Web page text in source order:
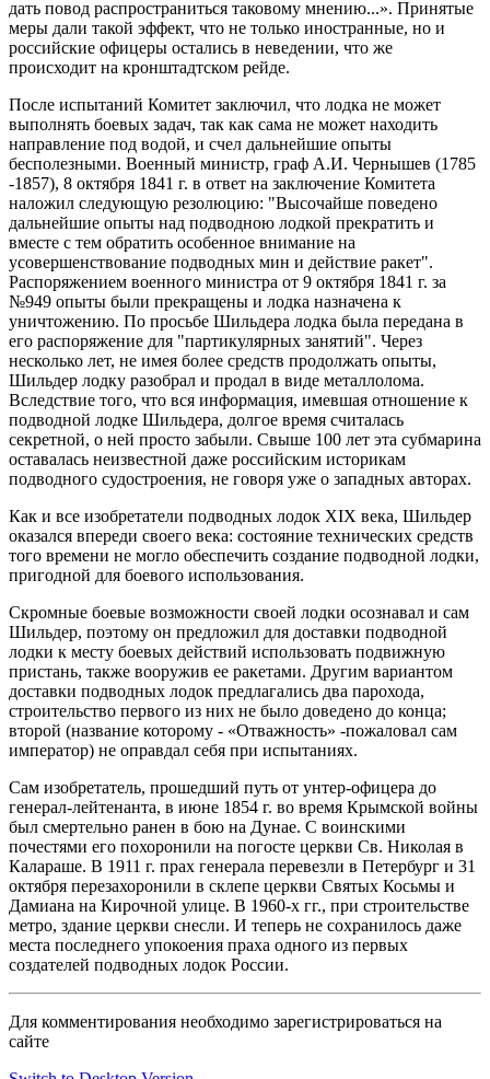
дать повод распространиться таковому мнению...». Принятые
меры дали такой эффект, что не только иностранные, но и
российские офицеры остались в неведении, что же
происходит на кронштадтском рейде.
После испытаний Комитет заключил, что лодка не может
выполнять боевых задач, так как сама не может находить
направление под водой, и счел дальнейшие опыты
бесполезными. Военный министр, граф А.И. Чернышев (1785
-1857), 8 октября 1841 г. в ответ на заключение Комитета
наложил следующую резолюцию: "Высочайше поведено
дальнейшие опыты над подводною лодкой прекратить и
вместе с тем обратить особенное внимание на
усовершенствование подводных мин и действие ракет".
Распоряжением военного министра от 9 октября 1841 г. за
№949 опыты были прекращены и лодка назначена к
уничтожению. По просьбе Шильдера лодка была передана в
его распоряжение для "партикулярных занятий". Через
несколько лет, не имея более средств продолжать опыты,
Шильдер лодку разобрал и продал в виде металлолома.
Вследствие того, что вся информация, имевшая отношение к
подводной лодке Шильдера, долгое время считалась
секретной, о ней просто забыли. Свыше 100 лет эта субмарина
оставалась неизвестной даже российским историкам
подводного судостроения, не говоря уже о западных авторах.
Как и все изобретатели подводных лодок XIX века, Шильдер
оказался впереди своего века: состояние технических средств
того времени не могло обеспечить создание подводной лодки,
пригодной для боевого использования.
Скромные боевые возможности своей лодки осознавал и сам
Шильдер, поэтому он предложил для доставки подводной
лодки к месту боевых действий использовать подвижную
пристань, также вооружив ее ракетами. Другим вариантом
доставки подводных лодок предлагались два парохода,
строительство первого из них не было доведено до конца;
второй (название которому - «Отважность» -пожаловал сам
император) не оправдал себя при испытаниях.
Сам изобретатель, прошедший путь от унтер-офицера до
генерал-лейтенанта, в июне 1854 г. во время Крымской войны
был смертельно ранен в бою на Дунае. С воинскими
почестями его похоронили на погосте церкви Св. Николая в
Калараше. В 1911 г. прах генерала перевезли в Петербург и 31
октября перезахоронили в склепе церкви Святых Косьмы и
Дамиана на Кирочной улице. В 1960-х гг., при строительстве
метро, здание церкви снесли. И теперь не сохранилось даже
места последнего упокоения праха одного из первых
создателей подводных лодок России.
Для комментирования необходимо зарегистрироваться на
сайте